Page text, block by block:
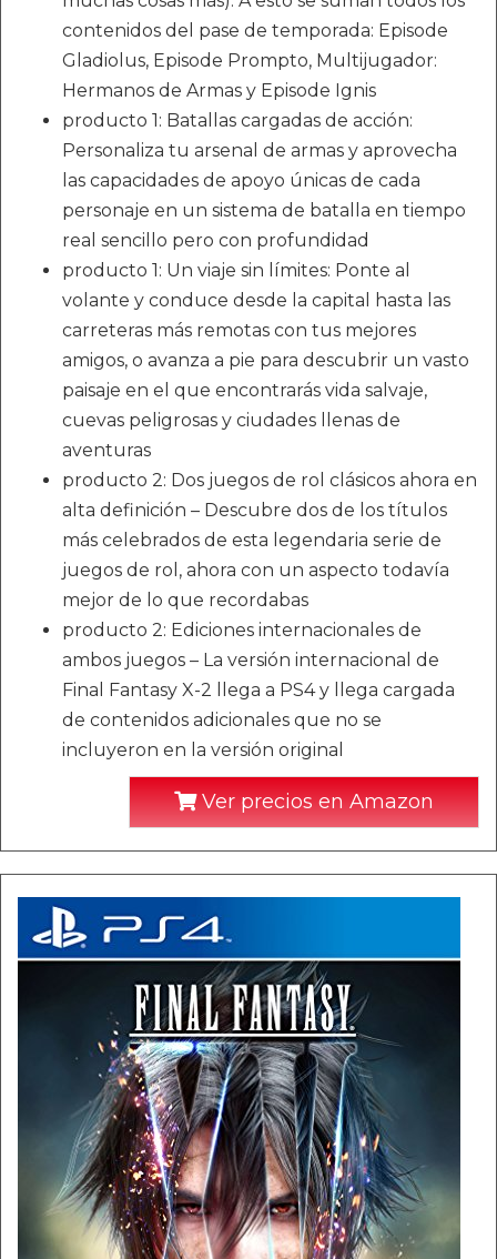
contenidos del pase de temporada: Episode
Gladiolus, Episode Prompto, Multijugador:
Hermanos de Armas y Episode Ignis
producto 1: Batallas cargadas de acción:
Personaliza tu arsenal de armas y aprovecha
las capacidades de apoyo únicas de cada
personaje en un sistema de batalla en tiempo
real sencillo pero con profundidad
producto 1: Un viaje sin límites: Ponte al
volante y conduce desde la capital hasta las
carreteras más remotas con tus mejores
amigos, o avanza a pie para descubrir un vasto
paisaje en el que encontrarás vida salvaje,
cuevas peligrosas y ciudades llenas de
aventuras
producto 2: Dos juegos de rol clásicos ahora en
alta definición – Descubre dos de los títulos
más celebrados de esta legendaria serie de
juegos de rol, ahora con un aspecto todavía
mejor de lo que recordabas
producto 2: Ediciones internacionales de
ambos juegos – La versión internacional de
Final Fantasy X-2 llega a PS4 y llega cargada
de contenidos adicionales que no se
incluyeron en la versión original
Ver precios en Amazon